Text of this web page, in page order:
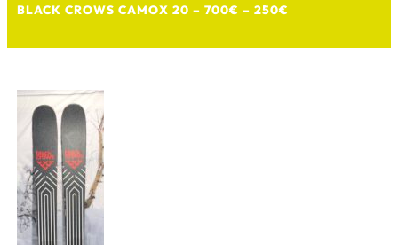
BLACK CROWS CAMOX 20 – 700€ – 250€